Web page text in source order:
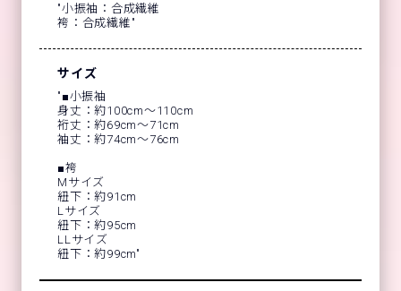
"小振袖：合成繊維
袴：合成繊維"
サイズ
"■小振袖
身丈：約100cm～110cm
裄丈：約69cm～71cm
袖丈：約74cm～76cm
■袴
Mサイズ
紐下：約91cm
Lサイズ
紐下：約95cm
LLサイズ
紐下：約99cm"